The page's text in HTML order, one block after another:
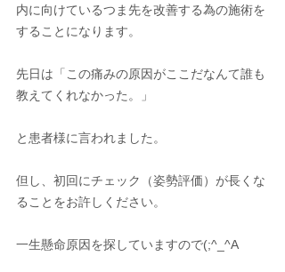
内に向けているつま先を改善する為の施術を
することになります。
先日は「この痛みの原因がここだなんて誰も
教えてくれなかった。」
と患者様に言われました。
但し、初回にチェック（姿勢評価）が長くな
ることをお許しください。
一生懸命原因を探していますので(;^_^A